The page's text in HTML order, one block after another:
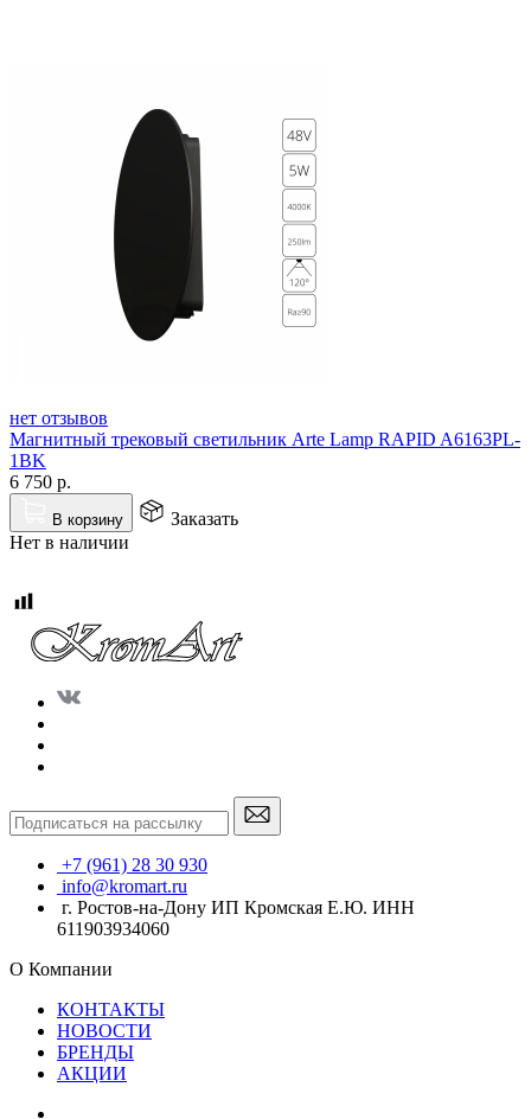
нет отзывов
Магнитный трековый светильник Arte Lamp RAPID A6163PL-
1BK
6 750 р.
В корзину
Заказать
Нет в наличии
+7 (961) 28 30 930
info@kromart.ru
г. Ростов-на-Дону ИП Кромская Е.Ю. ИНН
611903934060
О Компании
КОНТАКТЫ
НОВОСТИ
БРЕНДЫ
АКЦИИ